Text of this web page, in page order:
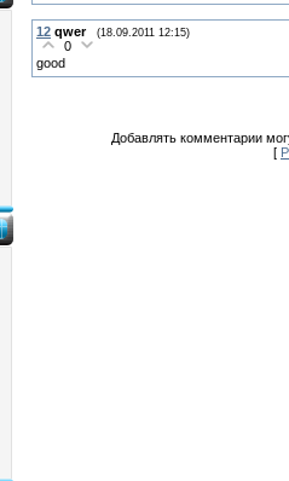
12 qwer (18.09.2011 12:15)
0
good
Добавлять комментарии
[